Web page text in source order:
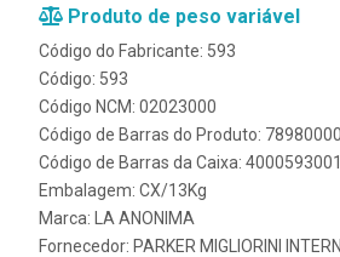
Produto de peso variável
Código do Fabricante: 593
Código: 593
Código NCM: 02023000
Código de Barras do Produto:
Código de Barras da Caixa:
Embalagem: CX/13Kg
Marca:
LA ANONIMA
Fornecedor: PARKER MIGLIORINI